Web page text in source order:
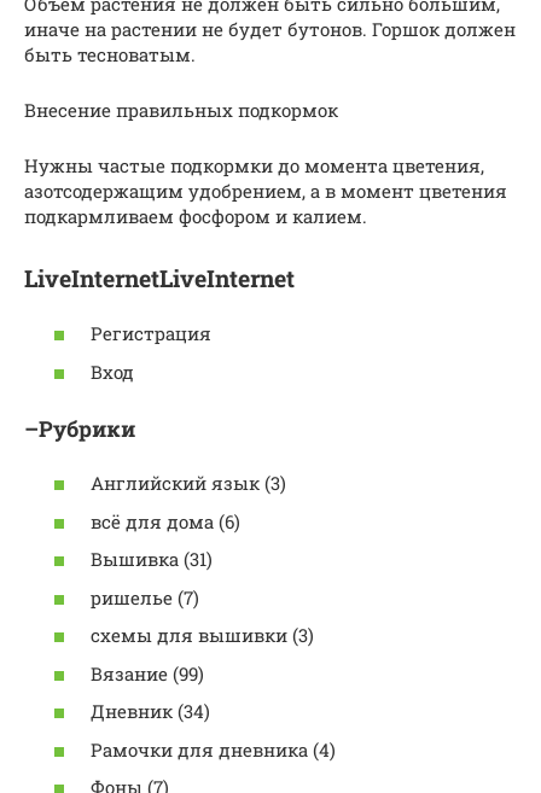
иначе на растении не будет бутонов. Горшок должен
быть тесноватым.
Внесение правильных подкормок
Нужны частые подкормки до момента цветения,
азотсодержащим удобрением, а в момент цветения
подкармливаем фосфором и калием.
LiveInternetLiveInternet
Регистрация
Вход
–Рубрики
Английский язык (3)
всё для дома (6)
Вышивка (31)
ришелье (7)
схемы для вышивки (3)
Вязание (99)
Дневник (34)
Рамочки для дневника (4)
Фоны (7)